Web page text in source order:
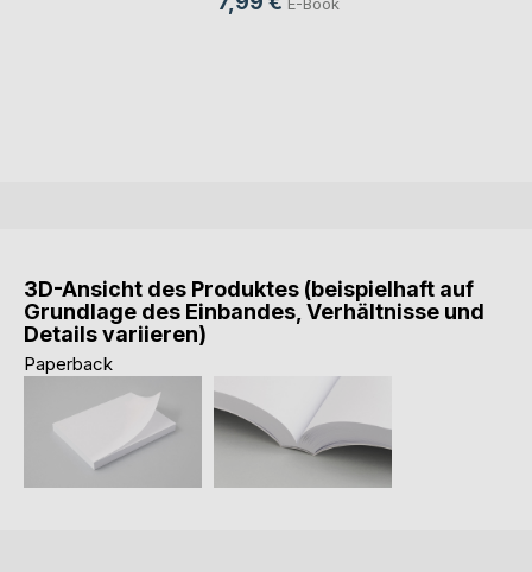
3D-Ansicht des Produktes (beispielhaft auf
Grundlage des Einbandes, Verhältnisse und
Details variieren)
Paperback